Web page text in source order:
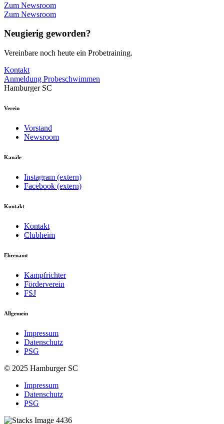
Zum Newsroom
Zum Newsroom
Neugierig geworden?
Vereinbare noch heute ein Probetraining.
Kontakt
Anmeldung Probeschwimmen
Hamburger SC
Verein
Vorstand
Newsroom
Kanäle
Instagram (extern)
Facebook (extern)
Kontakt
Kontakt
Clubheim
Ehrenamt
Kampfrichter
Förderverein
FSJ
Allgemein
Impressum
Datenschutz
PSG
© 2025 Hamburger SC
Impressum
Datenschutz
PSG